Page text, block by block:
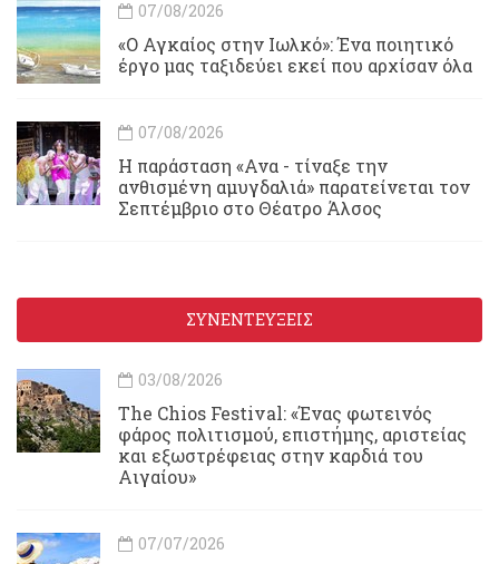
07/08/2026
«Ο Αγκαίος στην Ιωλκό»: Ένα ποιητικό
έργο μας ταξιδεύει εκεί που αρχίσαν όλα
07/08/2026
Η παράσταση «Ανα - τίναξε την
ανθισμένη αμυγδαλιά» παρατείνεται τον
Σεπτέμβριο στο Θέατρο Άλσος
ΣΥΝΕΝΤΕΥΞΕΙΣ
03/08/2026
Τhe Chios Festival: «Ένας φωτεινός
φάρος πολιτισμού, επιστήμης, αριστείας
και εξωστρέφειας στην καρδιά του
Αιγαίου»
07/07/2026